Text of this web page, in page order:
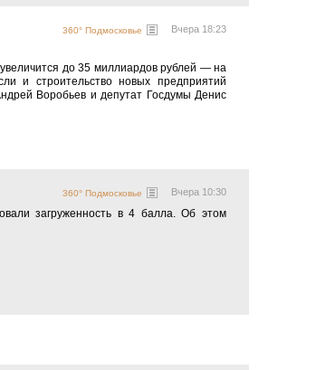
Вчера 18:23
360° Подмосковье
до 35 миллиардов рублей — на
и строительство новых предприятий
Воробьев и депутат Госдумы Денис
Вчера 10:30
360° Подмосковье
загруженность в 4 балла. Об этом